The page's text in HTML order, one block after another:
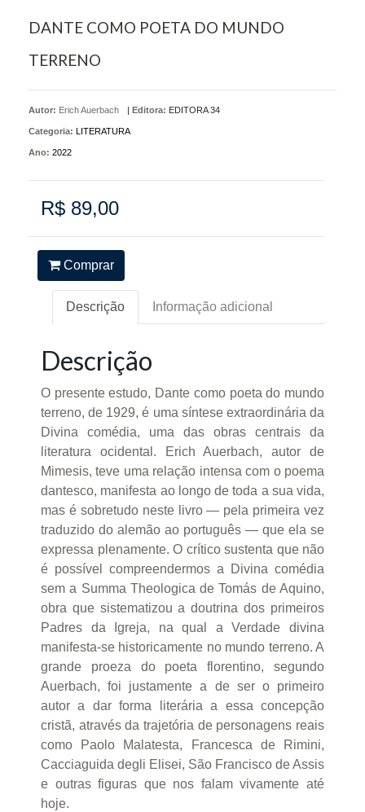
DANTE COMO POETA DO MUNDO
TERRENO
Autor: Erich Auerbach | Editora: EDITORA 34
Categoria: LITERATURA
Ano: 2022
R$ 89,00
Comprar
Descrição Informação adicional
Descrição
O presente estudo, Dante como poeta do mundo
terreno, de 1929, é uma síntese extraordinária da
Divina comédia, uma das obras centrais da
literatura ocidental. Erich Auerbach, autor de
Mimesis, teve uma relação intensa com o poema
dantesco, manifesta ao longo de toda a sua vida,
mas é sobretudo neste livro — pela primeira vez
traduzido do alemão ao português — que ela se
expressa plenamente. O crítico sustenta que não
é possível compreendermos a Divina comédia
sem a Summa Theologica de Tomás de Aquino,
obra que sistematizou a doutrina dos primeiros
Padres da Igreja, na qual a Verdade divina
manifesta-se historicamente no mundo terreno. A
grande proeza do poeta florentino, segundo
Auerbach, foi justamente a de ser o primeiro
autor a dar forma literária a essa concepção
cristã, através da trajetória de personagens reais
como Paolo Malatesta, Francesca de Rimini,
Cacciaguida degli Elisei, São Francisco de Assis
e outras figuras que nos falam vivamente até
hoje.